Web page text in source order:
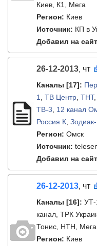
Киев, К1, Мега
Регион: Киев
Источник: КП в
Добавил на
26-12-2013, чт
Каналы [17]:
1
ТВ Центр ТНТ,
ТВ-3
12 канал
Россия К
Регион: Омск
Источник:
Добавил на
26-12-2013, чт
Каналы [16]: УТ-
канал, ТРК
Тонис, НТН,
Регион: Киев